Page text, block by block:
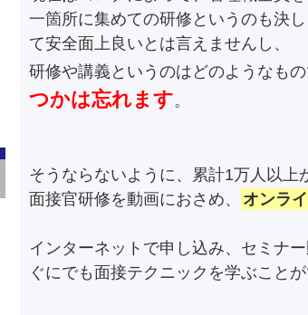
一箇所に集めての研修というのも決し
て安全面上良いとは言えませんし、
研修や講義というのはどのようなも
つかは忘れます。
そうならないように、累計1万人以上
面接官研修を動画におさめ、
オンラ
インターネットで申し込み、セミナ
ぐにでも面接テクニックを学ぶことが